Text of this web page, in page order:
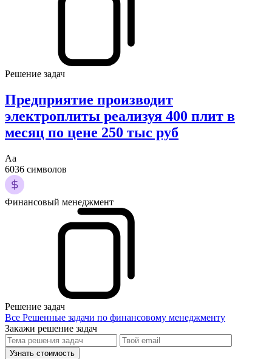
Решение задач
Предприятие производит
электроплиты реализуя 400 плит в
месяц по цене 250 тыс руб
Аа
6036 символов
Финансовый менеджмент
Решение задач
Все Решенные задачи по финансовому менеджменту
Закажи решение задач
Узнать стоимость